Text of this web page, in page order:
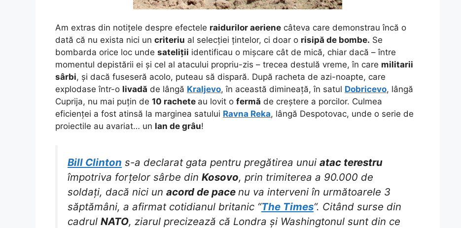
Am extras din notițele despre efectele raidurilor aeriene câteva care demonstrau încă o
dată că nu exista nici un criteriu al selecției țintelor, ci doar o risipă de bombe. Se
bombarda orice loc unde sateliții identificau o mișcare cât de mică, chiar dacă – între
momentul depistării ei și cel al atacului propriu-zis – trecea destulă vreme, în care militarii
sârbi, și dacă fuseseră acolo, puteau să dispară. După racheta de azi-noapte, care
explodase într-o livadă de lângă Kraljevo, în această dimineață, în satul Dobricevo, lângă
Cuprija, nu mai puțin de 10 rachete au lovit o fermă de creștere a porcilor. Culmea
eficienței a fost atinsă la marginea satului Ravna Reka, lângă Despotovac, unde o serie de
proiectile au avariat… un lan de grâu!
Bill Clinton s-a declarat gata pentru pregătirea unui atac terestru
împotriva forțelor sârbe din Kosovo, prin trimiterea a 90.000 de
soldați, dacă nici un acord de pace nu va interveni în următoarele 3
săptămâni, a afirmat cotidianul britanic “The Times“. Citând surse din
cadrul NATO, ziarul precizează că Londra și Washingtonul sunt din ce